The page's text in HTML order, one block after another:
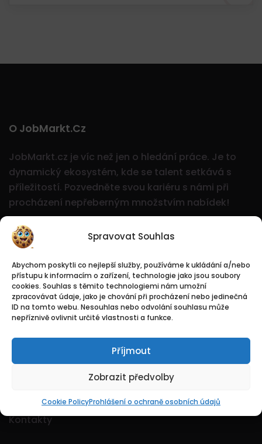
Spravovat Souhlas
Abychom poskytli co nejlepší služby, používáme k ukládání a/nebo
přístupu k informacím o zařízení, technologie jako jsou soubory
cookies. Souhlas s těmito technologiemi nám umožní
zpracovávat údaje, jako je chování při procházení nebo jedinečná
ID na tomto webu. Nesouhlas nebo odvolání souhlasu může
nepříznivě ovlivnit určité vlastnosti a funkce.
Příjmout
Zobrazit předvolby
Cookie PolicyProhlášení o ochraně osobních údajů
O JobMarkt.cz
JobMarkt.cz je víc než jen o hledání práce. Je to
dynamický ekosystém, kde se talent setkává s
příležitostí. Pozvedněte svou kariéru s námi při
procházení nepřeberným množstvím nabídek!
Logo Jobmarkt.cz ® je registrovaná ochranná
známka.
Kontakty